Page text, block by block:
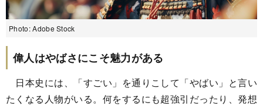
Photo: Adobe Stock
偉人はやばさにこそ魅力がある
日本史には、「すごい」を通りこして「やばい」と言い
たくなる人物がいる。何をするにも超強引だったり、発想